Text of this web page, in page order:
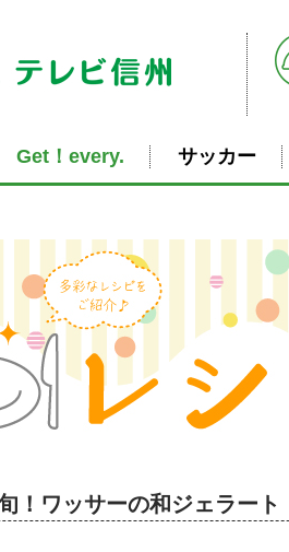
Get！every. サッカー
ワッサーの和ジェラート